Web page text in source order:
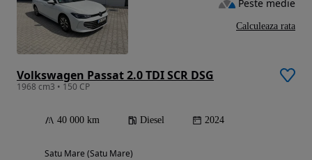
Volkswagen Passat 2.0 TDI SCR DSG
1968 cm3 • 150 CP
40 000 km Diesel 2024
Satu Mare (Satu Mare)
Peste medie
Calculeaza rata